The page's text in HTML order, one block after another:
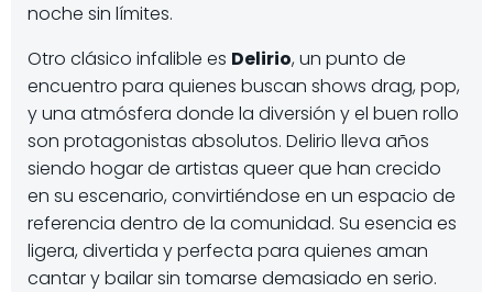
noche sin límites.
Otro clásico infalible es Delirio, un punto de
encuentro para quienes buscan shows drag, pop,
y una atmósfera donde la diversión y el buen rollo
son protagonistas absolutos. Delirio lleva años
siendo hogar de artistas queer que han crecido
en su escenario, convirtiéndose en un espacio de
referencia dentro de la comunidad. Su esencia es
ligera, divertida y perfecta para quienes aman
cantar y bailar sin tomarse demasiado en serio.